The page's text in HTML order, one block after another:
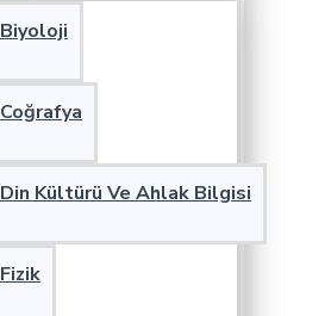
Biyoloji
Coğrafya
Din Kültürü Ve Ahlak Bilgisi
Fizik